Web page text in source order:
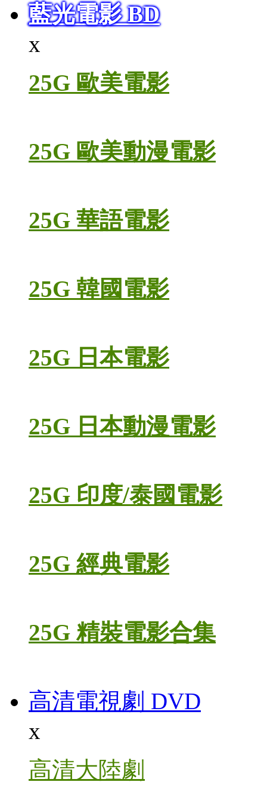
藍光電影 BD
x
25G 歐美電影
25G 歐美動漫電影
25G 華語電影
25G 韓國電影
25G 日本電影
25G 日本動漫電影
25G 印度/泰國電影
25G 經典電影
25G 精裝電影合集
高清電視劇 DVD
x
高清大陸劇